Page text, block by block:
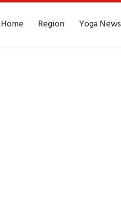
Home Region Yoga News